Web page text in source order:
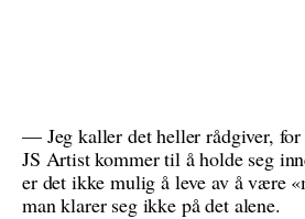
— Jeg kaller det heller rådgiver, for
JS Artist kommer til å holde seg
er det ikke mulig å leve av å være
man klarer seg ikke på det alene.